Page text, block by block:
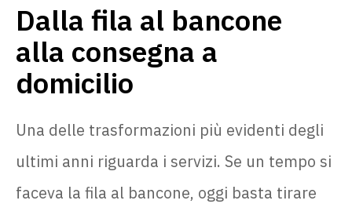
Dalla fila al bancone
alla consegna a
domicilio
Una delle trasformazioni più evidenti degli
ultimi anni riguarda i servizi. Se un tempo si
faceva la fila al bancone, oggi basta tirare